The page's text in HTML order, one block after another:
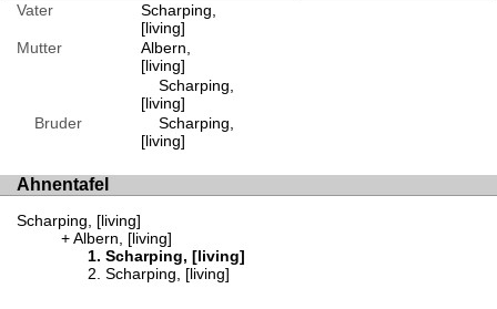
Vater
Scharping,
[living]
Mutter
Albern,
[living]
Scharping,
[living]
Bruder
Scharping,
[living]
Ahnentafel
Scharping, [living]
Albern, [living]
Scharping, [living]
Scharping, [living]